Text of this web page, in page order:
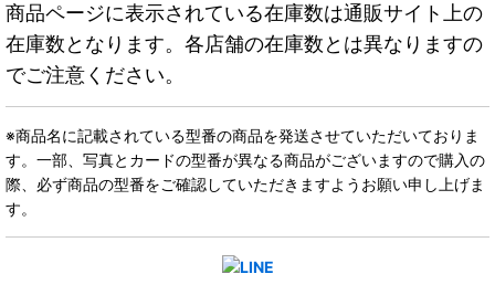
商品ページに表示されている在庫数は通販サイト上の
在庫数となります。各店舗の在庫数とは異なりますの
でご注意ください。
※商品名に記載されている型番の商品を発送させていただいておりま
す。一部、写真とカードの型番が異なる商品がございますので購入の
際、必ず商品の型番をご確認していただきますようお願い申し上げま
す。